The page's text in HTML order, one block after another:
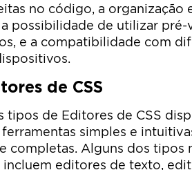
no código, a organização
possibilidade de utilizar pré-
e a compatibilidade com
de CSS
tipos de Editores de CSS
simples e
completas. Alguns dos tipos
incluem editores de texto,